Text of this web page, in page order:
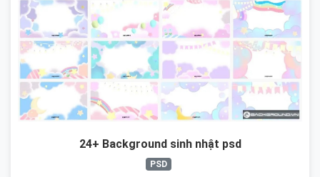
24+ Background sinh nhật psd
PSD